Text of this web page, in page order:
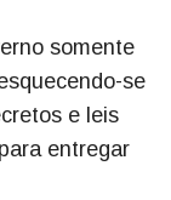
somente
se
e leis
entregar